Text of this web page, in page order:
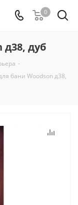
0
д38, дуб
-
бани Woodson д38,